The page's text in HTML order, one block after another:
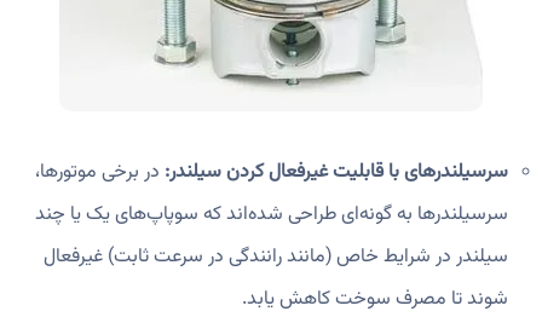
سرسیلندرهای با قابلیت غیرفعال کردن سیلندر: در برخی موتورها،
سرسیلندرها به گونه‌ای طراحی شده‌اند که سوپاپ‌های یک یا چند
سیلندر در شرایط خاص (مانند رانندگی در سرعت ثابت) غیرفعال
شوند تا مصرف سوخت کاهش یابد.